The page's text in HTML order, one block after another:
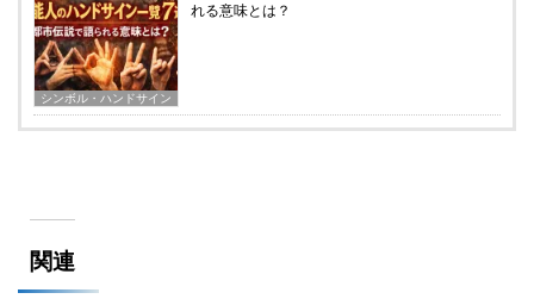
シンボル・ハンドサイン
れる意味とは？
関連